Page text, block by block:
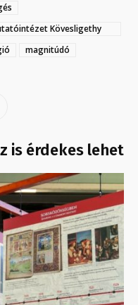
Kövesligethy
magnitúdó
is érdekes lehet